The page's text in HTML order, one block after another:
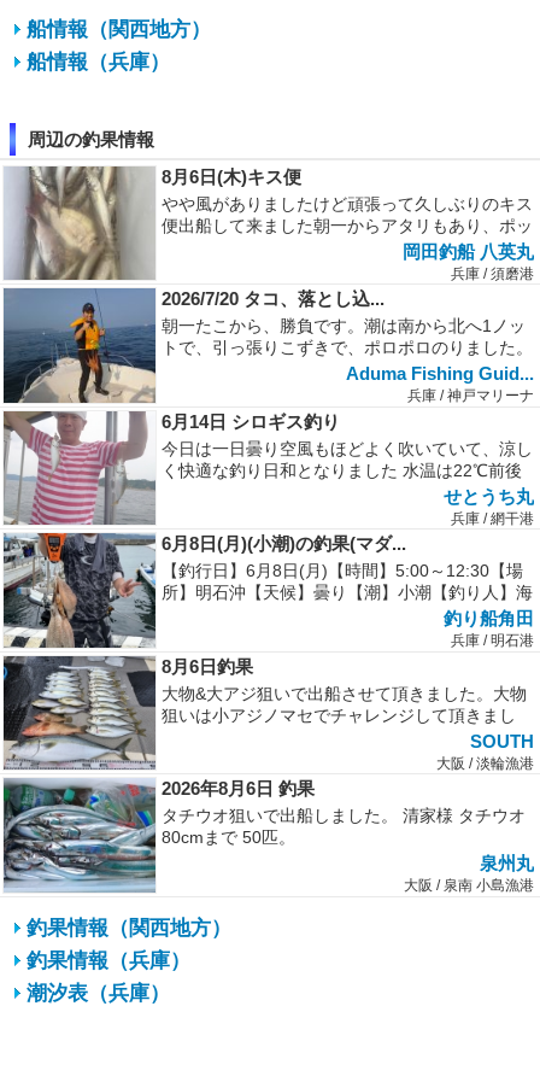
船情報（関西地方）
船情報（兵庫）
周辺の釣果情報
8月6日(木)キス便
やや風がありましたけど頑張って久しぶりのキス
便出船して来ました朝一からアタリもあり、ポッ
リポッリとキスが釣れていました型...岡田釣船 八英丸
兵庫 / 須磨港
2026/7/20 タコ、落とし込...
朝一たこから、勝負です。潮は南から北へ1ノッ
トで、引っ張りこずきで、ポロポロのりました。
潮が反転するタイミングで、落とし...
Aduma Fishing Guid...
兵庫 / 神戸マリーナ
6月14日 シロギス釣り
今日は一日曇り空風もほどよく吹いていて、涼し
く快適な釣り日和となりました 水温は22℃前後
せとうち丸
兵庫 / 網干港
6月8日(月)(小潮)の釣果(マダ...
【釣行日】6月8日(月)【時間】5:00～12:30【場
所】明石沖【天候】曇り【潮】小潮【釣り人】海
釣り船角田
兵庫 / 明石港
8月6日釣果
大物&大アジ狙いで出船させて頂きました。大物
狙いは小アジノマセでチャレンジして頂きまし
SOUTH
大阪 / 淡輪漁港
2026年8月6日 釣果
タチウオ狙いで出船しました。 清家様 タチウオ
80cmまで 50匹。
泉州丸
大阪 / 泉南 小島漁港
釣果情報（関西地方）
釣果情報（兵庫）
潮汐表（兵庫）